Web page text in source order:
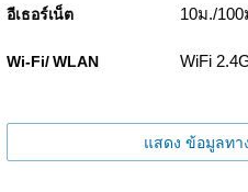
อีเธอร์เน็ต 10ม./100
Wi-Fi/ WLAN WiFi
แสดง ข้อมูลทา